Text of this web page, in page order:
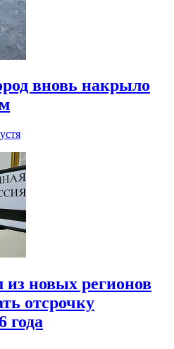
вновь накрыло
из новых регионов
отсрочку
года